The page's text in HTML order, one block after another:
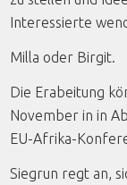
Interessierte
Milla oder Birgit.
Die Erabeitung
November in in
EU-Afrika-
Siegrun regt an,